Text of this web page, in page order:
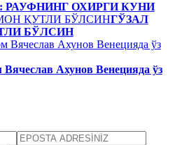
РАУФНИНГ ОХИРГИ КУНИ
ГЎЗАЛ
БЎЛСИН
Вячеслав Ахунов Венецияда ўз